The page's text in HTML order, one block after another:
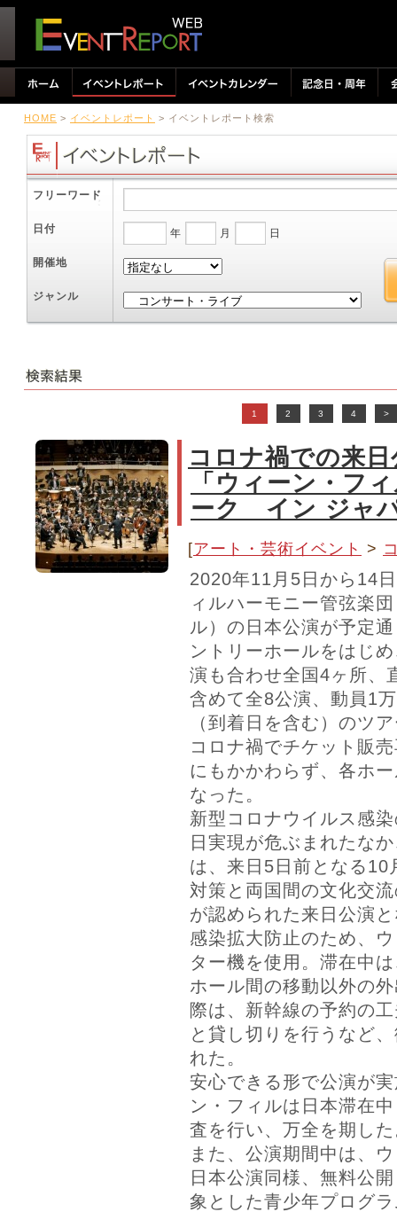
HOME > イベントレポート > イベントレポート検索
フリーワード
日付 年 月 日
開催地
ジャンル
1 2 3 4 >
コロナ禍での来
「ウィーン・フ
ーク イン ジャ
[アート・芸術イベント >
2020年11月5日から14
ィルハーモニー管弦楽
ル）の日本公演が予定
ントリーホールをはじ
演も合わせ全国4ヶ所、
含めて全8公演、動員1
（到着日を含む）のツ
コロナ禍でチケット販
にもかかわらず、各ホ
なった。
新型コロナウイルス感
日実現が危ぶまれたな
は、来日5日前となる
対策と両国間の文化交
が認められた来日公演
感染拡大防止のため、
ター機を使用。滞在中
ホール間の移動以外の
際は、新幹線の予約の
と貸し切りを行うなど
れた。
安心できる形で公演が
ン・フィルは日本滞在
査を行い、万全を期し
また、公演期間中は、
日本公演同様、無料公
象とした青少年プログ